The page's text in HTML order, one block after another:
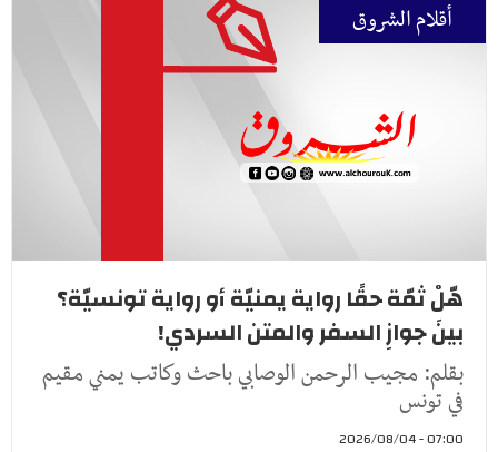
أقلام الشروق
هّلْ ثمّة حقًا رواية يمنيّة أو رواية تونسيّة؟
بينَ جوازِ السفر والمتن السردي!
بقلم: مجيب الرحمن الوصابي باحث وكاتب يمني مقيم
في تونس
07:00 - 2026/08/04